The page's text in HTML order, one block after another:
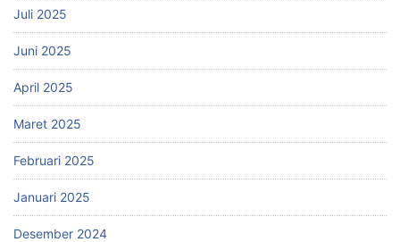
Juli 2025
Juni 2025
April 2025
Maret 2025
Februari 2025
Januari 2025
Desember 2024